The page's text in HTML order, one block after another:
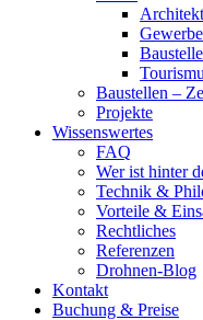
Baustellen –
Projekte
Wissenswertes
FAQ
Wer ist hinter
Technik &
Vorteile &
Rechtliches
Referenzen
Drohnen-Blog
Kontakt
Buchung & Preise